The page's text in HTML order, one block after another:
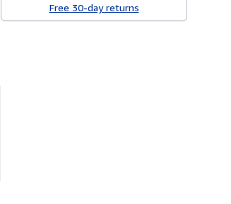
Free 30-day returns